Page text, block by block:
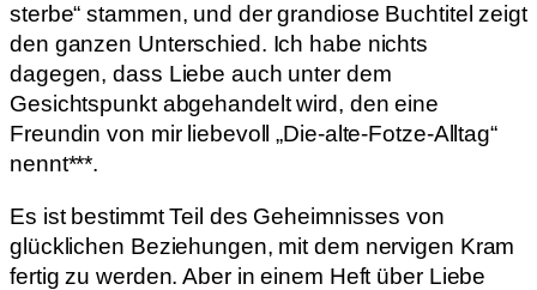
sterbe“ stammen, und der grandiose Buchtitel zeigt
den ganzen Unterschied. Ich habe nichts
dagegen, dass Liebe auch unter dem
Gesichtspunkt abgehandelt wird, den eine
Freundin von mir liebevoll „Die-alte-Fotze-Alltag“
nennt***.
Es ist bestimmt Teil des Geheimnisses von
glücklichen Beziehungen, mit dem nervigen Kram
fertig zu werden. Aber in einem Heft über Liebe